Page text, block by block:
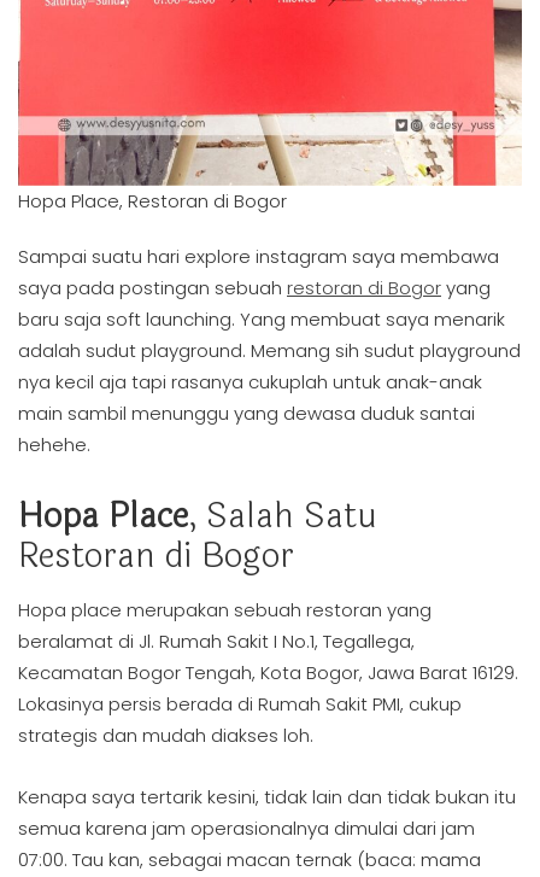
Hopa Place, Restoran di Bogor
Sampai suatu hari explore instagram saya membawa
saya pada postingan sebuah restoran di Bogoryang
baru saja soft launching. Yang membuat saya menarik
adalah sudut playground. Memang sih sudut playground
nya kecil aja tapi rasanya cukuplah untuk anak-anak
main sambil menunggu yang dewasa duduk santai
hehehe.
Hopa Place, Salah Satu
Restoran di Bogor
Hopa place merupakan sebuah restoran yang
beralamat di Jl. Rumah Sakit I No.1, Tegallega,
Kecamatan Bogor Tengah, Kota Bogor, Jawa Barat 16129.
Lokasinya persis berada di Rumah Sakit PMI, cukup
strategis dan mudah diakses loh.
Kenapa saya tertarik kesini, tidak lain dan tidak bukan itu
semua karena jam operasionalnya dimulai dari jam
07:00. Tau kan, sebagai macan ternak (baca: mama